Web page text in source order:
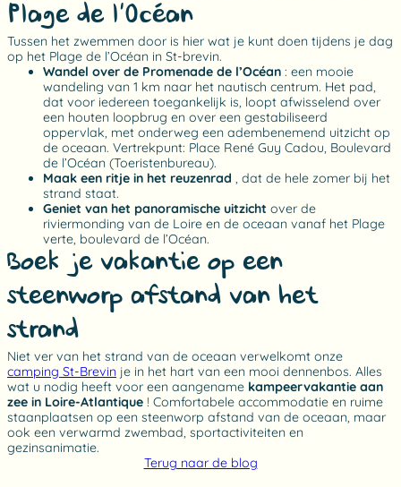
Plage de l’Océan
Tussen het zwemmen door is hier wat je kunt doen tijdens je dag
op het Plage de l’Océan in St-brevin.
Wandel over de Promenade de l’Océan : een mooie
wandeling van 1 km naar het nautisch centrum. Het pad,
dat voor iedereen toegankelijk is, loopt afwisselend over
een houten loopbrug en over een gestabiliseerd
oppervlak, met onderweg een adembenemend uitzicht op
de oceaan. Vertrekpunt: Place René Guy Cadou, Boulevard
de l’Océan (Toeristenbureau).
Maak een ritje in het reuzenrad , dat de hele zomer bij het
strand staat.
Geniet van het panoramische uitzicht over de
riviermonding van de Loire en de oceaan vanaf het Plage
verte, boulevard de l’Océan.
Boek je vakantie op een
steenworp afstand van het
strand
Niet ver van het strand van de oceaan verwelkomt onze
camping St-Brevin je in het hart van een mooi dennenbos. Alles
wat u nodig heeft voor een aangename kampeervakantie aan
zee in Loire-Atlantique ! Comfortabele accommodatie en ruime
staanplaatsen op een steenworp afstand van de oceaan, maar
ook een verwarmd zwembad, sportactiviteiten en
gezinsanimatie.
Terug naar de blog